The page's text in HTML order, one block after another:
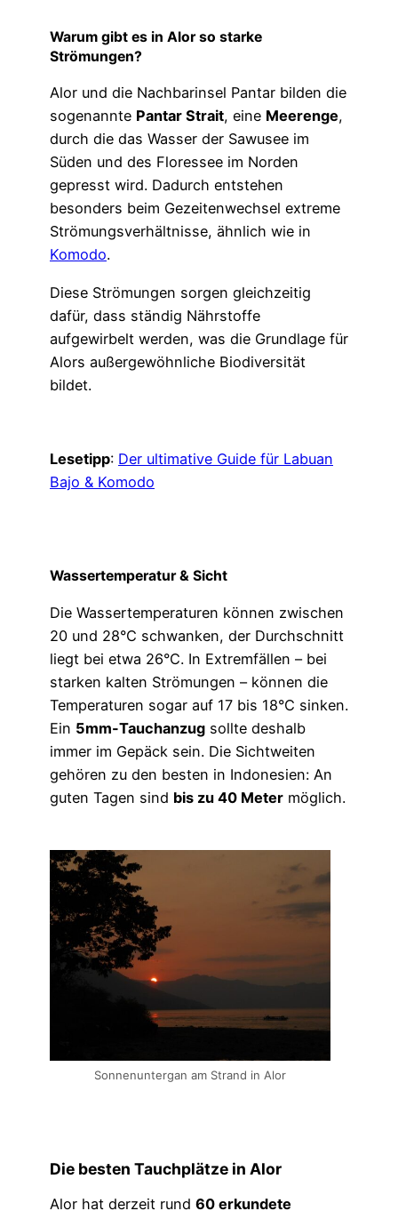
Warum gibt es in Alor so starke
Strömungen?
Alor und die Nachbarinsel Pantar bilden die
sogenannte Pantar Strait, eine Meerenge,
durch die das Wasser der Sawusee im
Süden und des Floressee im Norden
gepresst wird. Dadurch entstehen
besonders beim Gezeitenwechsel extreme
Strömungsverhältnisse, ähnlich wie in
Komodo.
Diese Strömungen sorgen gleichzeitig
dafür, dass ständig Nährstoffe
aufgewirbelt werden, was die Grundlage für
Alors außergewöhnliche Biodiversität
bildet.
Lesetipp: Der ultimative Guide für Labuan
Bajo & Komodo
Wassertemperatur & Sicht
Die Wassertemperaturen können zwischen
20 und 28°C schwanken, der Durchschnitt
liegt bei etwa 26°C. In Extremfällen – bei
starken kalten Strömungen – können die
Temperaturen sogar auf 17 bis 18°C sinken.
Ein 5mm-Tauchanzug sollte deshalb
immer im Gepäck sein. Die Sichtweiten
gehören zu den besten in Indonesien: An
guten Tagen sind bis zu 40 Meter möglich.
Sonnenuntergan am Strand in Alor
Die besten Tauchplätze in Alor
Alor hat derzeit rund 60 erkundete